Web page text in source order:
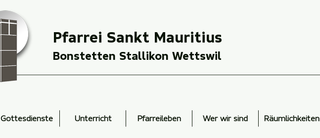
Pfarrei Sankt Mauritius
Bonstetten Stallikon Wettswil
Gottesdienste Unterricht Pfarreileben Wer wir sind Räumlichkeiten